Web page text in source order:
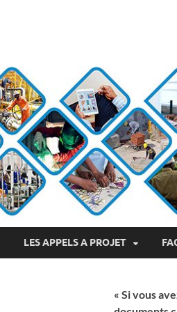
LES APPELS A PROJET
« Si vous